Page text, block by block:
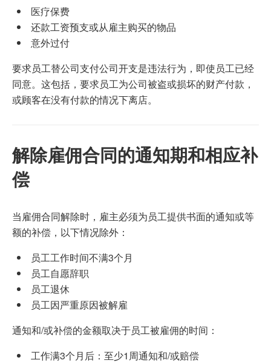
医疗保费
还款工资预支或从雇主购买的物品
意外过付
要求员工替公司支付公司开支是违法行为，即使员工已经
同意。这包括，要求员工为公司被盗或损坏的财产付款，
或顾客在没有付款的情况下离店。
解除雇佣合同的通知期和相应补
偿
当雇佣合同解除时，雇主必须为员工提供书面的通知或等
额的补偿，以下情况除外：
员工工作时间不满3个月
员工自愿辞职
员工退休
员工因严重原因被解雇
通知和/或补偿的金额取决于员工被雇佣的时间：
工作满3个月后：至少1周通知和/或赔偿